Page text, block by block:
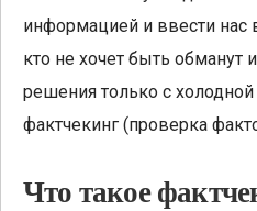
информацией и ввести нас
кто не хочет быть обманут
решения только с
фактчекинг (проверка
Что такое